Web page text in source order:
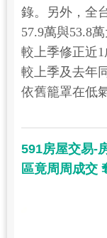
錄。另外，全
57.9萬與53.8
較上季修正近
較上季及去年
依舊籠罩在低
591房屋交易-
區竟周周成交